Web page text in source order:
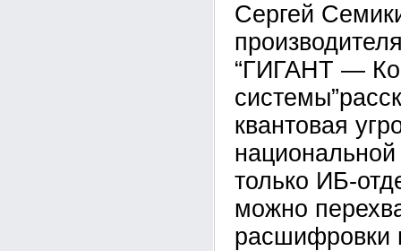
Сергей
“ГИГАНТ —
квантовая
только ИБ-
можно
расшифровки